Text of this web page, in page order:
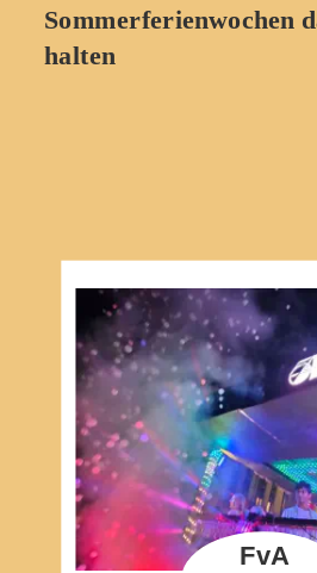
Sommerferienwochen
halten
FvA